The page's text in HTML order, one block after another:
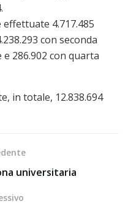
4.717.485
con seconda
e 286.902 con quarta
in totale, 12.838.694
universitaria